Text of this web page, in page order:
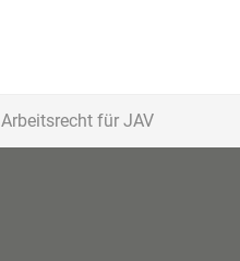
Arbeitsrecht für JAV